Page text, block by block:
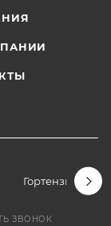
Гортензии
ЗВОНОК